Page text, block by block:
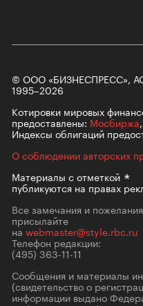
© ООО «БИЗНЕСПРЕСС»,
1995–2026
Котировки мировых
предоставлены: Мосбиржа,
Индексы облигаций
О соблюдении авторских
Материалы сотметкой
публикуются на правах
Все замечания и пожелания
присылайте
на webmaster@style.rbc.ru
Телефон редакции:
(495) 363-11-11
Сообщения и материалы
(свидетельство о
информации выдано